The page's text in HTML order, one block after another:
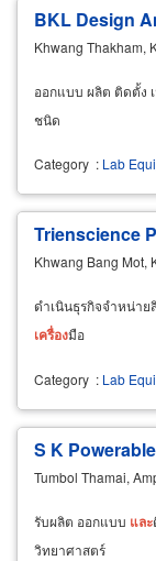
BKL Design
Khwang Thakham,
ออกแบบ ผลิต ติดตั้ง
ชนิด
Category : Lab
Trienscience
Khwang Bang Mot,
ดำเนินธุรกิจจำหน่าย
เครื่องมือ
Category : Lab
S K
Tumbol Thamai,
รับผลิต ออกแบบ และ
วิทยาศาสตร์